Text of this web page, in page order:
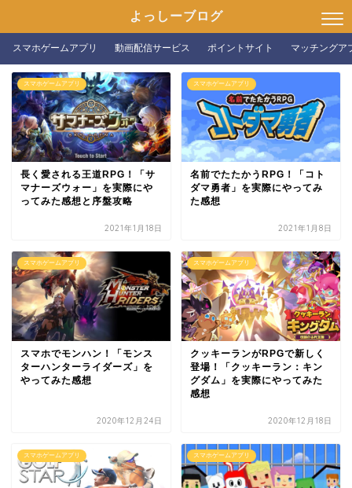
よっしーブログ
スマホゲームアプリ 動画配信サービス ポイントサイト マッチングア
スマホゲームアプリ
長く愛される王道RPG！「サ
マナーズウォー」を実際にや
ってみた感想と序盤攻略
2021年1月18日
スマホゲームアプリ
名前でたたかうRPG！「コト
ダマ勇者」を実際にやってみ
た感想
2021年1月8日
スマホゲームアプリ
スマホでモンハン！「モンス
ターハンターライダーズ」を
やってみた感想
2020年12月24日
スマホゲームアプリ
クッキーランがRPGで新しく
登場！「クッキーラン：キン
グダム」を実際にやってみた
感想
2020年12月18日
スマホゲームアプリ スマホゲームアプリ